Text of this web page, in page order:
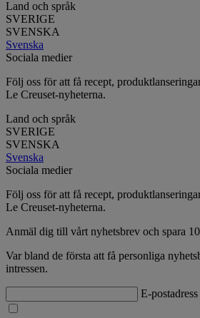
Land och språk
SVERIGE
SVENSKA
Svenska
Sociala medier
Följ oss för att få recept,
Le Creuset-nyheterna.
Land och språk
SVERIGE
SVENSKA
Svenska
Sociala medier
Följ oss för att få recept,
Le Creuset-nyheterna.
Anmäl dig till vårt nyhetsbrev och spara
Var bland de första att få personliga
intressen.
E-postadress